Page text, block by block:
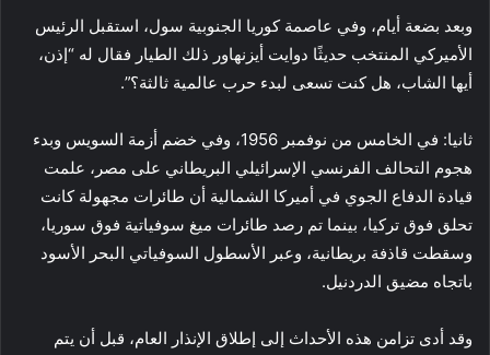
وبعد بضعة أيام، وفي عاصمة كوريا الجنوبية سول، استقبل الرئيس
الأميركي المنتخب حديثًا دوايت أيزنهاور ذلك الطيار فقال له “إذن،
أيها الشاب، هل كنت تسعى لبدء حرب عالمية ثالثة؟”.
ثانيا: في الخامس من نوفمبر 1956، وفي خضم أزمة السويس وبدء
هجوم التحالف الفرنسي الإسرائيلي البريطاني على مصر، علمت
قيادة الدفاع الجوي في أميركا الشمالية أن طائرات مجهولة كانت
تحلق فوق تركيا، بينما تم رصد طائرات ميغ سوفياتية فوق سوريا،
وسقطت قاذفة بريطانية، وعبر الأسطول السوفياتي البحر الأسود
باتجاه مضيق الدردنيل.
وقد أدى تزامن هذه الأحداث إلى إطلاق الإنذار العام، قبل أن يتم